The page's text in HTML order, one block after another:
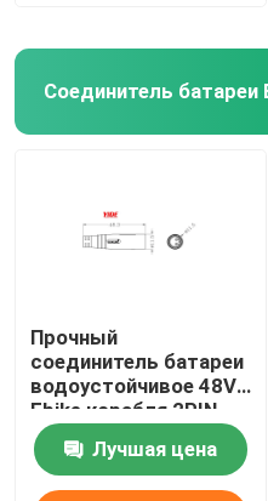
Соединитель батареи
Прочный
соединитель батареи
водоустойчивое 48V
Ebike корабля 2PIN
Famale
Лучшая цена